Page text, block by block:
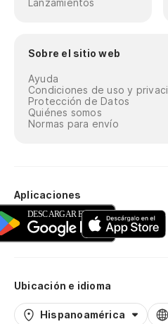
Sobre el sitio web
Ayuda
Condiciones de uso y
Protección de Datos
Quiénes somos
Normas para envío
Aplicaciones
Ubicación e idioma
Hispanoamérica